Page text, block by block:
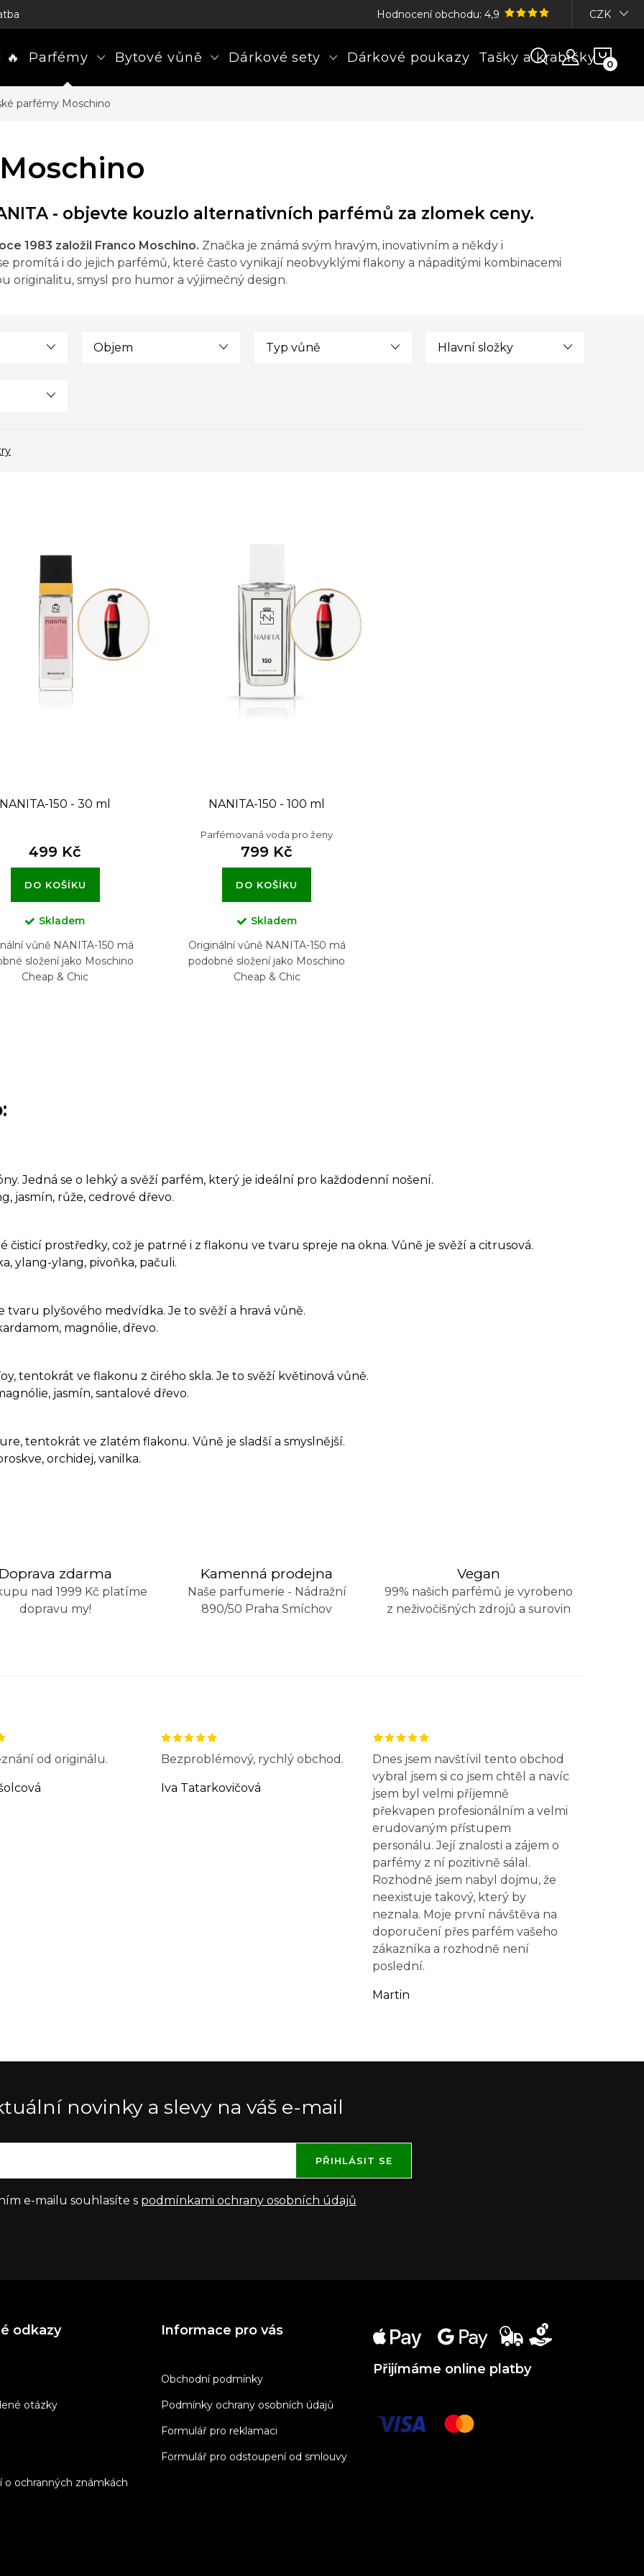
Hodnocení obchodu: 4,9 CZK
🔥 Parfémy Bytové vůně Dárkové sety Dárkové poukazy Tašky a krabičky
parfémy Moschino
- objevte kouzlo alternativních parfémů za zlomek ceny.
1983 založil Franco Moschino. Značka je známá svým hravým, inovativním a někdy i
promítá i do jejich parfémů, které často vynikají neobvyklými flakony a nápaditými kombinacemi
originalitu, smysl pro humor a výjimečný design.
Objem Typ vůně Hlavní složky
NANITA-150 - 30 ml
499 Kč
DO KOŠÍKU
Skladem
vůně NANITA-150 má
složení jako Moschino
Cheap & Chic
NANITA-150 - 100 ml
Parfémovaná voda pro ženy
799 Kč
DO KOŠÍKU
Skladem
Originální vůně NANITA-150 má
podobné složení jako Moschino
Cheap & Chic
Jedná se o lehký a svěží parfém, který je ideální pro každodenní nošení.
jasmín, růže, cedrové dřevo.
čisticí prostředky, což je patrné i z flakonu ve tvaru spreje na okna. Vůně je svěží a citrusová.
ylang-ylang, pivoňka, pačuli.
tvaru plyšového medvídka. Je to svěží a hravá vůně.
magnólie, dřevo.
tentokrát ve flakonu z čirého skla. Je to svěží květinová vůně.
jasmín, santalové dřevo.
tentokrát ve zlatém flakonu. Vůně je sladší a smyslnější.
orchidej, vanilka.
Doprava zdarma
nad 1999 Kč platíme
dopravu my!
Kamenná prodejna
Naše parfumerie - Nádražní
890/50 Praha Smíchov
Vegan
99% našich parfémů je vyrobeno
z neživočišných zdrojů a surovin
od originálu. Bezproblémový, rychlý obchod.
Iva Tatarkovičová
Dnes jsem navštívil tento obchod
vybral jsem si co jsem chtěl a navíc
jsem byl velmi příjemně
překvapen profesionálním a velmi
erudovaným přístupem
personálu. Její znalosti a zájem o
parfémy z ní pozitivně sálal.
Rozhodně jsem nabyl dojmu, že
neexistuje takový, který by
neznala. Moje první návštěva na
doporučení přes parfém vašeho
zákazníka a rozhodně není
poslední.
Martin
novinky a slevy na váš e-mail
e-mailu souhlasíte s podmínkami ochrany osobních údajů
PŘIHLÁSIT SE
odkazy
otázky
o ochranných známkách
Informace pro vás
Obchodní podmínky
Podmínky ochrany osobních údajů
Formulář pro reklamaci
Formulář pro odstoupení od smlouvy
Přijímáme online platby